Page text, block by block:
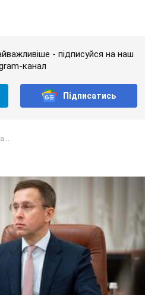
- підписуйся на наш
канал
Підписатись